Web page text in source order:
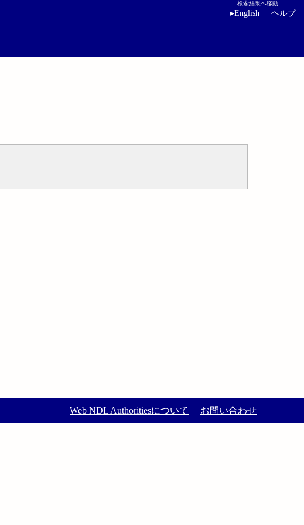
検索結果へ移動
▸English ヘルプ
Web NDL Authoritiesについて お問い合わせ